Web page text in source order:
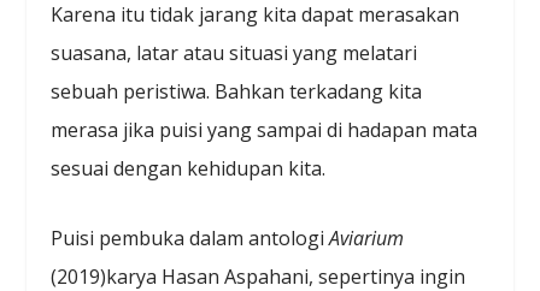
Karena itu tidak jarang kita dapat merasakan
suasana, latar atau situasi yang melatari
sebuah peristiwa. Bahkan terkadang kita
merasa jika puisi yang sampai di hadapan mata
sesuai dengan kehidupan kita.
Puisi pembuka dalam antologiAviarium
(2019)karya Hasan Aspahani, sepertinya ingin